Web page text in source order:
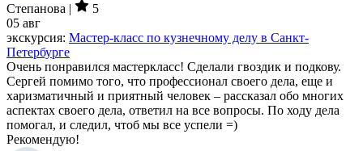
Степанова |
5
05 авг
экскурсия: Мастер-класс по кузнечному делу в Санкт-
Петербурге
Очень понравился мастеркласс! Сделали гвоздик и подкову.
Сергей помимо того, что профессионал своего дела, еще и
харизматичный и приятный человек – рассказал обо многих
аспектах своего дела, ответил на все вопросы. По ходу дела
помогал, и следил, чтоб мы все успели =)
Рекомендую!